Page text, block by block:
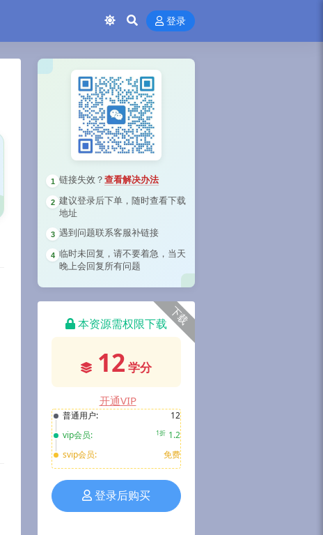
登录
1 链接失效？ 查看解决办法
2 建议登录后下单，随时查看下载
地址
3 遇到问题联系客服补链接
4 临时未回复，请不要着急，当天
晚上会回复所有问题
下载
本资源需权限下载
12 学分
开通VIP
普通用户:
12
vip会员:
1折 1.2
svip会员:
免费
登录后购买